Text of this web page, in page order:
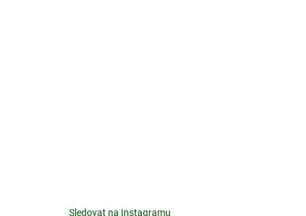
Sledovat na Instagramu